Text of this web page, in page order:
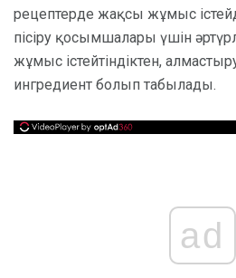
рецептерде жақсы жұмыс
пісіру қосымшалары үшін
жұмыс істейтіндіктен,
ингредиент болып табылады.
ad